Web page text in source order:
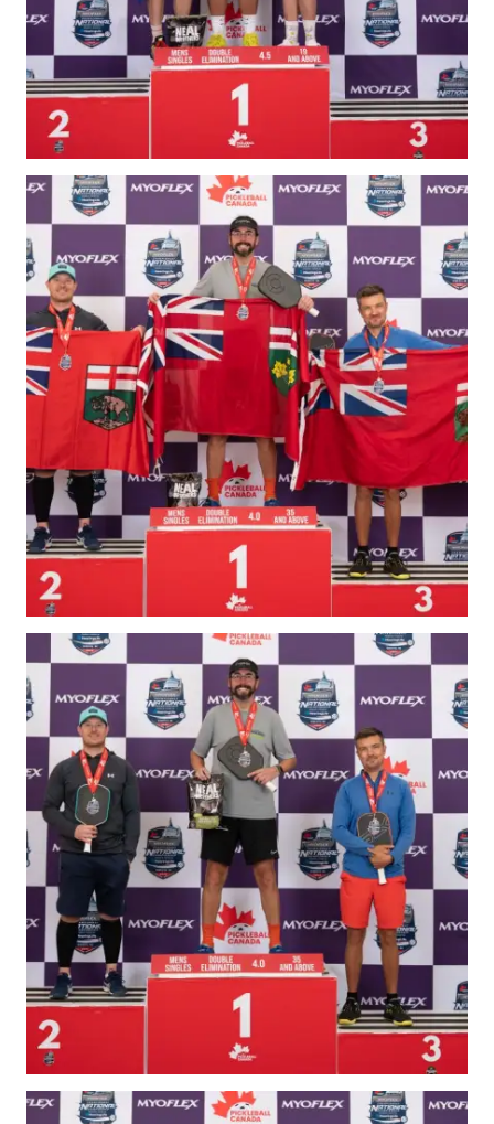
couvert ?
Résumé de la
couverture
Ressources en
matière d’assurance
Compléments
d’assurance
Bulletins d’assurance
Partenaires nationaux
Solutions
numériques/logicielles